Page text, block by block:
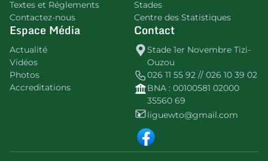
Textes et Réglements
Contactez-nous
Stades
Centre des Statistiques
Espace Média
Actualité
Vidéos
Photos
Accreditations
Contact
Stade 1er Novembre Tizi-
Ouzou
026 11 55 92 // 026 10 39 02
BNA : 00100581 02000
35560 69
liguewto@gmail.com